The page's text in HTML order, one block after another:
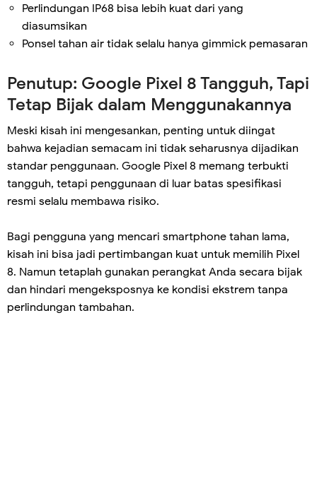
Perlindungan IP68 bisa lebih kuat dari yang
diasumsikan
Ponsel tahan air tidak selalu hanya gimmick pemasaran
Penutup: Google Pixel 8 Tangguh, Tapi
Tetap Bijak dalam Menggunakannya
Meski kisah ini mengesankan, penting untuk diingat
bahwa kejadian semacam ini tidak seharusnya dijadikan
standar penggunaan. Google Pixel 8 memang terbukti
tangguh, tetapi penggunaan di luar batas spesifikasi
resmi selalu membawa risiko.
Bagi pengguna yang mencari smartphone tahan lama,
kisah ini bisa jadi pertimbangan kuat untuk memilih Pixel
8. Namun tetaplah gunakan perangkat Anda secara bijak
dan hindari mengeksposnya ke kondisi ekstrem tanpa
perlindungan tambahan.